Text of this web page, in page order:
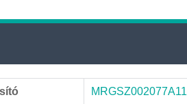
MRGSZ002077A11